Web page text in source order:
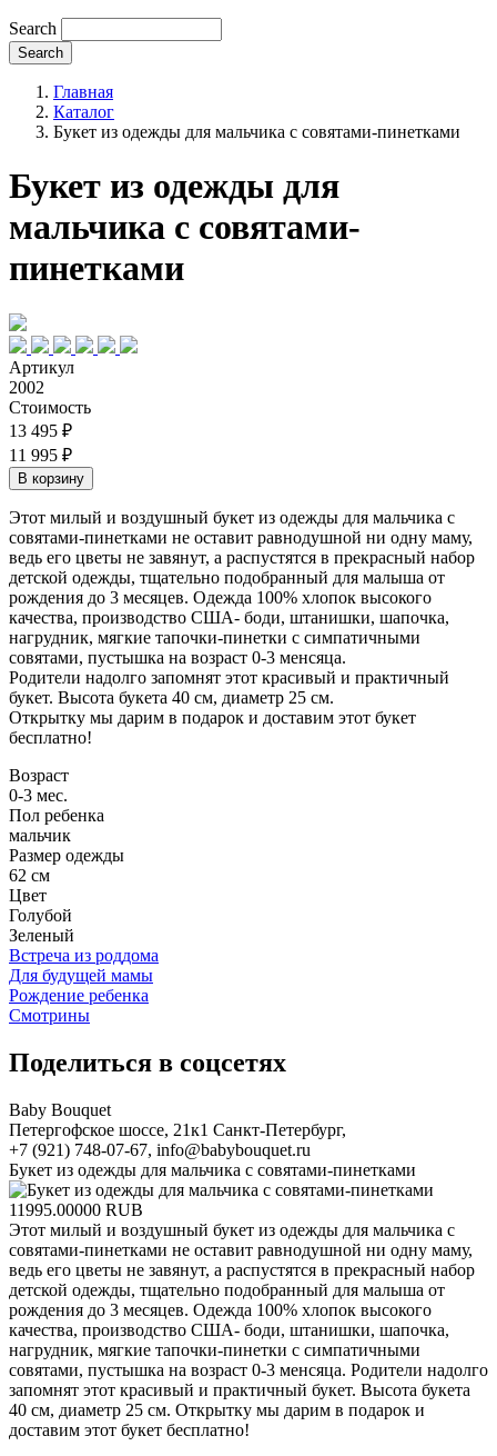
Search
Главная
Каталог
Букет из одежды для мальчика с совятами-пинетками
Букет из одежды для
мальчика с совятами-
пинетками
Артикул
2002
Стоимость
13 495 ₽
11 995 ₽
Этот милый и воздушный букет из одежды для мальчика с
совятами-пинетками не оставит равнодушной ни одну маму,
ведь его цветы не завянут, а распустятся в прекрасный набор
детской одежды, тщательно подобранный для малыша от
рождения до 3 месяцев. Одежда 100% хлопок высокого
качества, производство США- боди, штанишки, шапочка,
нагрудник, мягкие тапочки-пинетки с симпатичными
совятами, пустышка на возраст 0-3 менсяца.
Родители надолго запомнят этот красивый и практичный
букет. Высота букета 40 см, диаметр 25 см.
Открытку мы дарим в подарок и доставим этот букет
бесплатно!
Возраст
0-3 мес.
Пол ребенка
мальчик
Размер одежды
62 см
Цвет
Голубой
Зеленый
Встреча из роддома
Для будущей мамы
Рождение ребенка
Смотрины
Поделиться в соцсетях
Baby Bouquet
Петергофское шоссе, 21к1 Санкт-Петербург,
+7 (921) 748-07-67, info@babybouquet.ru
Букет из одежды для мальчика с совятами-пинетками
11995.00000 RUB
Этот милый и воздушный букет из одежды для мальчика с
совятами-пинетками не оставит равнодушной ни одну маму,
ведь его цветы не завянут, а распустятся в прекрасный набор
детской одежды, тщательно подобранный для малыша от
рождения до 3 месяцев. Одежда 100% хлопок высокого
качества, производство США- боди, штанишки, шапочка,
нагрудник, мягкие тапочки-пинетки с симпатичными
совятами, пустышка на возраст 0-3 менсяца. Родители надолго
запомнят этот красивый и практичный букет. Высота букета
40 см, диаметр 25 см. Открытку мы дарим в подарок и
доставим этот букет бесплатно!